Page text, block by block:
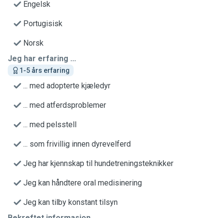
Engelsk
Portugisisk
Norsk
Jeg har erfaring ...
1-5 års erfaring
... med adopterte kjæledyr
... med atferdsproblemer
... med pelsstell
... som frivillig innen dyrevelferd
Jeg har kjennskap til hundetreningsteknikker
Jeg kan håndtere oral medisinering
Jeg kan tilby konstant tilsyn